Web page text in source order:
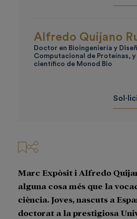
Alfredo Quijano
Doctor en Bioingeniería y
Computacional de Proteínas,
científico de Monod Bio
Marc Expòsit i Alfredo
alguna cosa més que la
ciència. Joves, nascuts a
doctorat a la prestigiosa